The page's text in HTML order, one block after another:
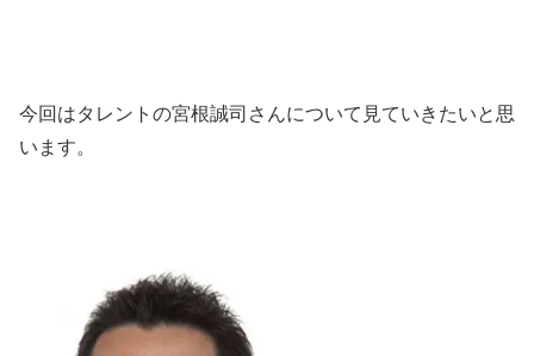
今回はタレントの宮根誠司さんについて見ていきたいと思
います。